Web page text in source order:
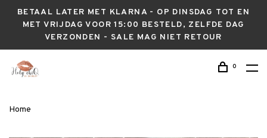
BETAAL LATER MET KLARNA - OP DINSDAG TOT EN
MET VRIJDAG VOOR 15:00 BESTELD, ZELFDE DAG
VERZONDEN - SALE MAG NIET RETOUR
0
Home